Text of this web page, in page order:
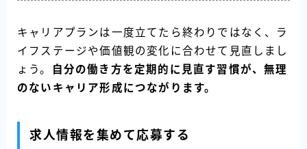
キャリアプランは一度立てたら終わりではなく、ラ
イフステージや価値観の変化に合わせて見直しまし
ょう。
自分の働き方を定期的に見直す習慣が、無理
のないキャリア形成につながります。
求人情報を集めて応募する